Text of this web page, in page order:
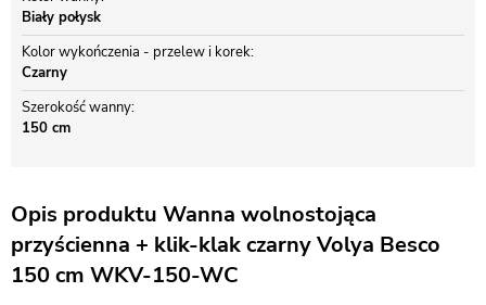
Biały połysk
Kolor wykończenia - przelew i korek
Czarny
Szerokość wanny
150 cm
Opis produktu Wanna wolnostojąca
przyścienna + klik-klak czarny Volya Besco
150 cm WKV-150-WC